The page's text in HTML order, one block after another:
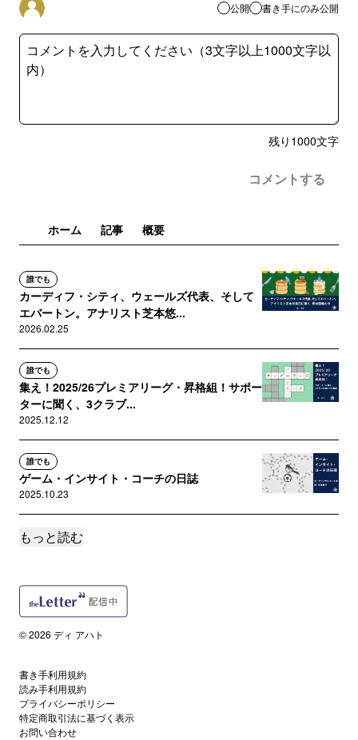
公開 書き手にのみ公開
残り 1000文字
コメントする
ホーム 記事 概要
誰でも
カーディフ・シティ、ウェールズ代表、そして
エバートン。アナリスト芝本悠...
2026.02.25
誰でも
集え！2025/26プレミアリーグ・昇格組！サポー
ターに聞く、3クラブ...
2025.12.12
誰でも
ゲーム・インサイト・コーチの日誌
2025.10.23
誰でも
誰でも
報収集」の重要性
誰でも
国家プロジェクトとの戦い。川崎フロンターレ
の奮闘と苦しみ
もっと読む
© 2026 ディ アハト
書き手利用規約
読み手利用規約
プライバシーポリシー
特定商取引法に基づく表示
お問い合わせ